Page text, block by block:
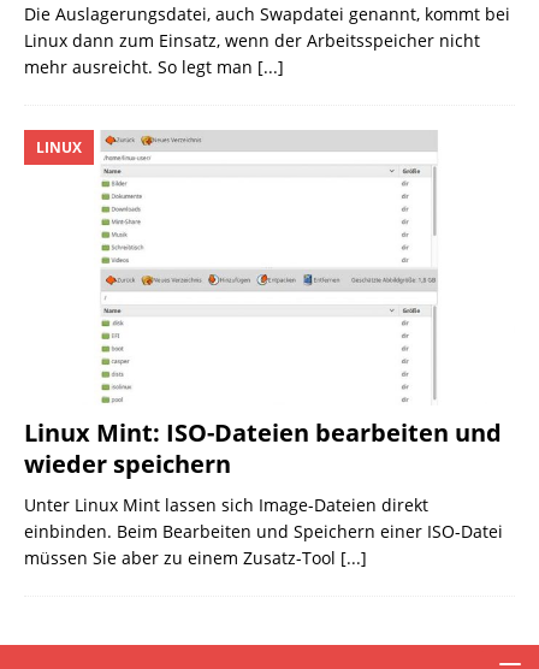
Die Auslagerungsdatei, auch Swapdatei genannt, kommt bei
Linux dann zum Einsatz, wenn der Arbeitsspeicher nicht
mehr ausreicht. So legt man [...]
Linux Mint: ISO-Dateien bearbeiten und
wieder speichern
LINUX
Unter Linux Mint lassen sich Image-Dateien direkt
einbinden. Beim Bearbeiten und Speichern einer ISO-Datei
müssen Sie aber zu einem Zusatz-Tool [...]